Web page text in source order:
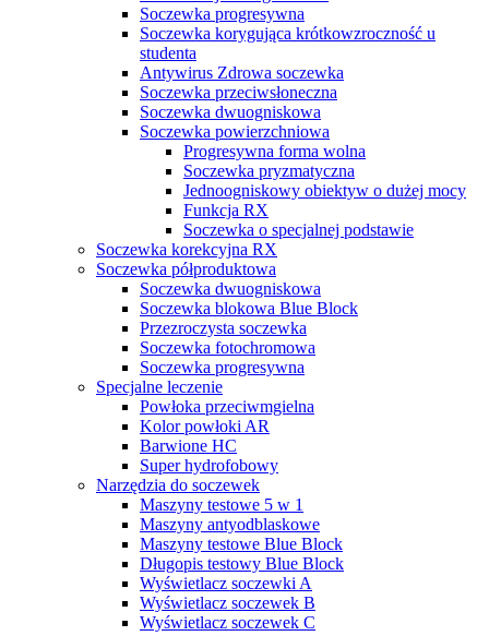
Soczewka progresywna
Soczewka korygująca krótkowzroczność u
studenta
Antywirus Zdrowa soczewka
Soczewka przeciwsłoneczna
Soczewka dwuogniskowa
Soczewka powierzchniowa
Progresywna forma wolna
Soczewka pryzmatyczna
Jednoogniskowy obiektyw o dużej mocy
Funkcja RX
Soczewka o specjalnej podstawie
Soczewka korekcyjna RX
Soczewka półproduktowa
Soczewka dwuogniskowa
Soczewka blokowa Blue Block
Przezroczysta soczewka
Soczewka fotochromowa
Soczewka progresywna
Specjalne leczenie
Powłoka przeciwmgielna
Kolor powłoki AR
Barwione HC
Super hydrofobowy
Narzędzia do soczewek
Maszyny testowe 5 w 1
Maszyny antyodblaskowe
Maszyny testowe Blue Block
Długopis testowy Blue Block
Wyświetlacz soczewki A
Wyświetlacz soczewek B
Wyświetlacz soczewek C